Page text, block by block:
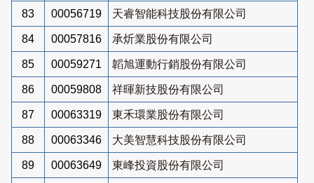
83 00056719 天睿智能科技股份有限公司
84 00057816 承炘業股份有限公司
85 00059271 韜旭運動行銷股份有限公司
86 00059808 祥暉新技股份有限公司
87 00063319 東禾環業股份有限公司
88 00063346 大美智慧科技股份有限公司
89 00063649 東峰投資股份有限公司